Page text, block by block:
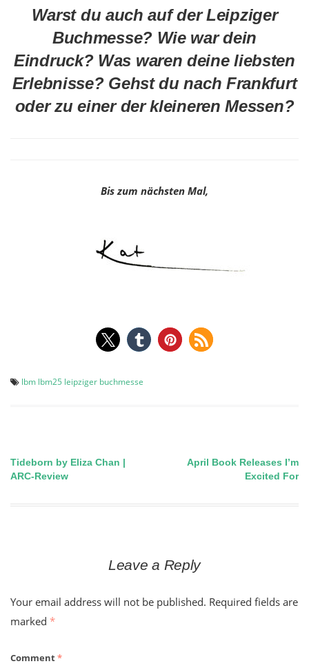
Warst du auch auf der Leipziger
Buchmesse? Wie war dein
Eindruck? Was waren deine liebsten
Erlebnisse? Gehst du nach Frankfurt
oder zu einer der kleineren Messen?
Bis zum nächsten Mal,
lbm lbm25 leipziger buchmesse
Post
navigation
Tideborn by Eliza Chan |
ARC-Review
April Book Releases I’m
Excited For
Leave a Reply
Your email address will not be published. Required fields are
marked *
Comment*